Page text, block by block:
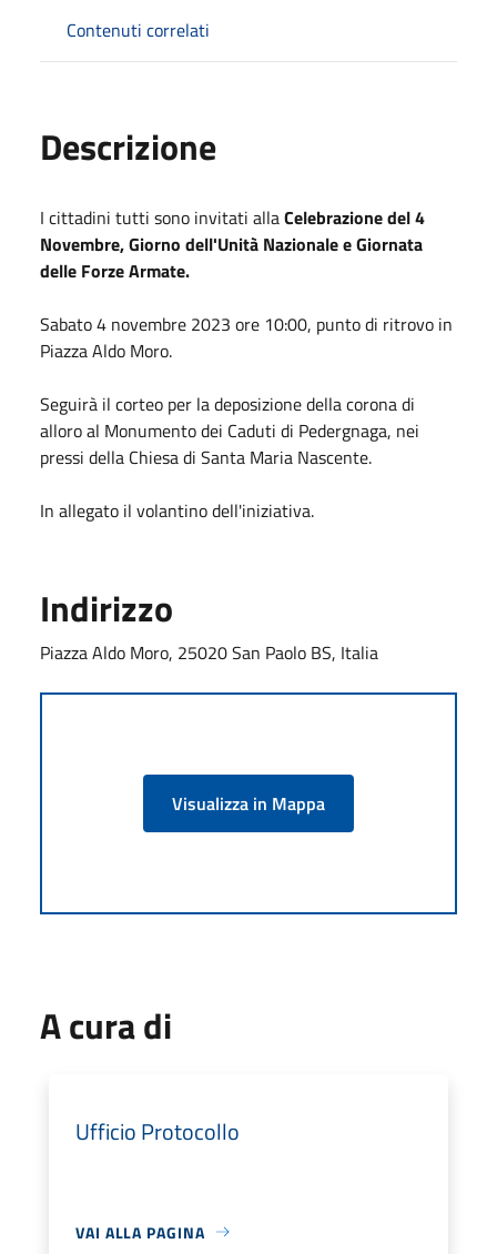
Contenuti correlati
Descrizione
I cittadini tutti sono invitati allaCelebrazione del 4
Novembre, Giorno dell'Unità Nazionale e Giornata
delle Forze Armate.
Sabato 4 novembre 2023 ore 10:00, punto di ritrovo in
Piazza Aldo Moro.
Seguirà il corteo per la deposizione della corona di
alloro al Monumento dei Caduti di Pedergnaga, nei
pressi della Chiesa di Santa Maria Nascente.
In allegato il volantino dell'iniziativa.
Indirizzo
Piazza Aldo Moro, 25020 San Paolo BS, Italia
Visualizza in Mappa
A cura di
Ufficio Protocollo
VAI ALLA PAGINA